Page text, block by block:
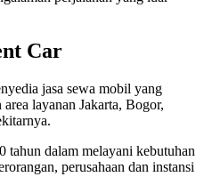
Car
jasa sewa mobil yang
layanan Jakarta, Bogor,
tahun dalam melayani kebutuhan
perusahaan dan instansi